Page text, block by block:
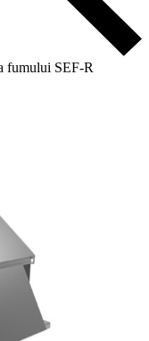
fumului SEF-R